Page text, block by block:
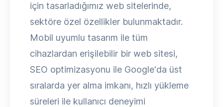
için tasarladığımız web sitelerinde,
sektöre özel özellikler bulunmaktadır.
Mobil uyumlu tasarım ile tüm
cihazlardan erişilebilir bir web sitesi,
SEO optimizasyonu ile Google'da üst
sıralarda yer alma imkanı, hızlı yükleme
süreleri ile kullanıcı deneyimi